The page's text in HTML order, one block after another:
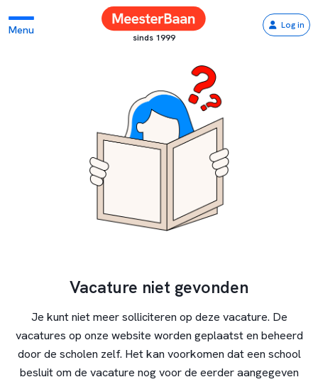
Menu
sinds 1999
Log in
Vacature niet gevonden
Je kunt niet meer solliciteren op deze vacature. De
vacatures op onze website worden geplaatst en beheerd
door de scholen zelf. Het kan voorkomen dat een school
besluit om de vacature nog voor de eerder aangegeven